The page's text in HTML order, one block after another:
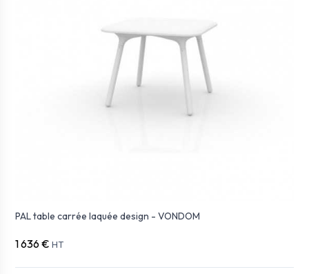
PAL table carrée laquée design - VONDOM
1 636 € HT